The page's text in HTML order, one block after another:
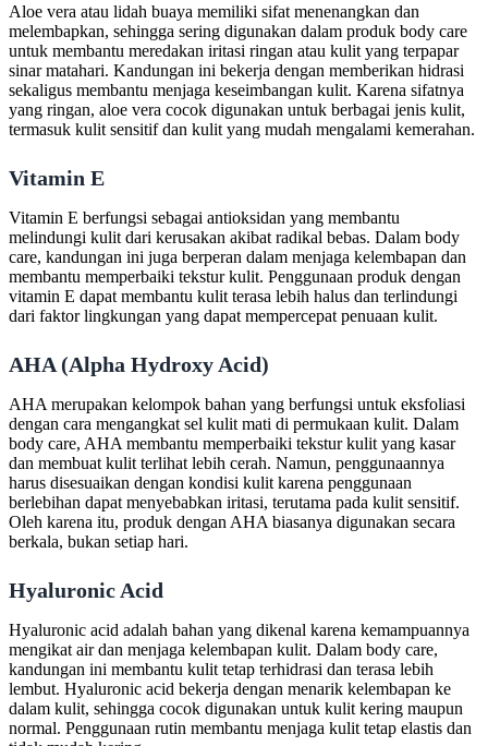
Aloe vera atau lidah buaya memiliki sifat menenangkan dan
melembapkan, sehingga sering digunakan dalam produk body care
untuk membantu meredakan iritasi ringan atau kulit yang terpapar
sinar matahari. Kandungan ini bekerja dengan memberikan hidrasi
sekaligus membantu menjaga keseimbangan kulit. Karena sifatnya
yang ringan, aloe vera cocok digunakan untuk berbagai jenis kulit,
termasuk kulit sensitif dan kulit yang mudah mengalami kemerahan.
Vitamin E
Vitamin E berfungsi sebagai antioksidan yang membantu
melindungi kulit dari kerusakan akibat radikal bebas. Dalam body
care, kandungan ini juga berperan dalam menjaga kelembapan dan
membantu memperbaiki tekstur kulit. Penggunaan produk dengan
vitamin E dapat membantu kulit terasa lebih halus dan terlindungi
dari faktor lingkungan yang dapat mempercepat penuaan kulit.
AHA (Alpha Hydroxy Acid)
AHA merupakan kelompok bahan yang berfungsi untuk eksfoliasi
dengan cara mengangkat sel kulit mati di permukaan kulit. Dalam
body care, AHA membantu memperbaiki tekstur kulit yang kasar
dan membuat kulit terlihat lebih cerah. Namun, penggunaannya
harus disesuaikan dengan kondisi kulit karena penggunaan
berlebihan dapat menyebabkan iritasi, terutama pada kulit sensitif.
Oleh karena itu, produk dengan AHA biasanya digunakan secara
berkala, bukan setiap hari.
Hyaluronic Acid
Hyaluronic acid adalah bahan yang dikenal karena kemampuannya
mengikat air dan menjaga kelembapan kulit. Dalam body care,
kandungan ini membantu kulit tetap terhidrasi dan terasa lebih
lembut. Hyaluronic acid bekerja dengan menarik kelembapan ke
dalam kulit, sehingga cocok digunakan untuk kulit kering maupun
normal. Penggunaan rutin membantu menjaga kulit tetap elastis dan